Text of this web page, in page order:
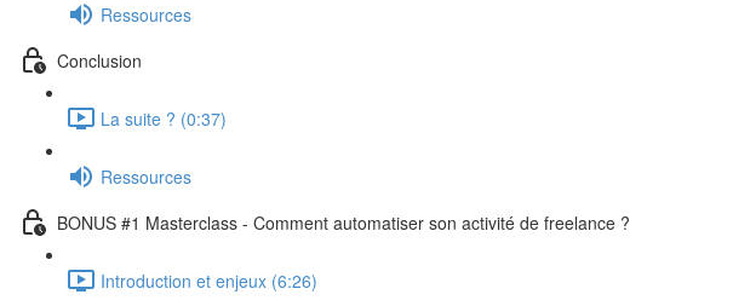
Ressources
Conclusion
La suite ? (0:37)
Ressources
BONUS #1 Masterclass - Comment automatiser son activité de freelance ?
Introduction et enjeux (6:26)